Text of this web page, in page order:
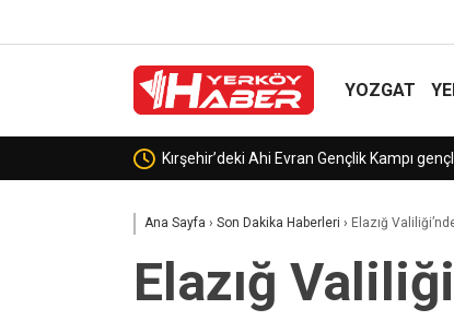
YOZGAT
Bakan Uraloğlu, Iraklı
Ana Sayfa › Son Dakika Haberleri › Elazığ
Elazığ